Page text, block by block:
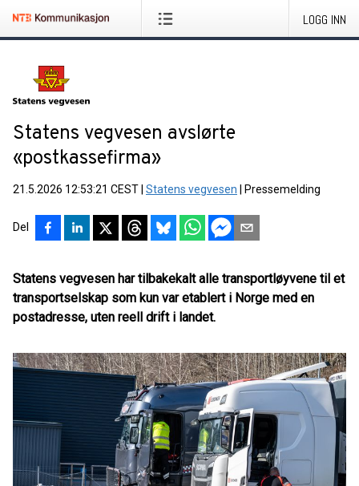
LOGG INN
Statens vegvesen avslørte
«postkassefirma»
21.5.2026 12:53:21 CEST Statens vegvesen Pressemelding
Del
Statens vegvesen har tilbakekalt alle transportløyvene til et
transportselskap som kun var etablert i Norge med en
postadresse, uten reell drift i landet.